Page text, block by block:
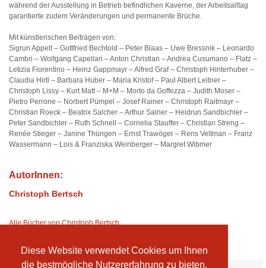
Diese Website verwendet Cookies um Ihnen
die bestmögliche Nutzererfahrung zu bieten.
während der Ausstellung in Betrieb befindlichen Kaverne, der Arbeitsalltag
garantierte zudem Veränderungen und permanente Brüche.
Mit künstlerischen Beiträgen von:
Sigrun Appelt – Gottfried Bechtold – Peter Blaas – Uwe Bressnik – Leonardo
Cambri – Wolfgang Capellari – Anton Christian – Andrea Cusumano – Flatz –
Letizia Fiorentino – Heinz Gappmayr – Alfred Graf – Christoph Hinterhuber –
Claudia Hirtl – Barbara Huber – Maria Kristof – Paul Albert Leitner –
Christoph Lissy – Kurt Matt – M+M – Morto da Goffezza – Judith Moser –
Pietro Perrone – Norbert Pümpel – Josef Rainer – Christoph Raitmayr –
Christian Roeck – Beatrix Salcher – Arthur Salner – Heidrun Sandbichler –
Peter Sandbichler – Ruth Schnell – Cornelia Stauffer – Christian Streng –
Renée Stieger – Janine Thüngen – Ernst Trawöger – Rens Veltman – Franz
Wassermann – Lois & Franziska Weinberger – Margret Wibmer
AutorInnen:
Christoph Bertsch
Alle Bücher von Christoph Bertsch